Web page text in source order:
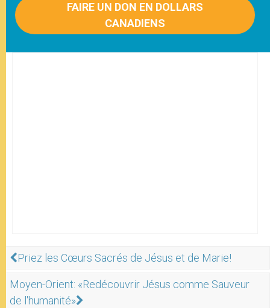
FAIRE UN DON EN DOLLARS
CANADIENS
Priez les Cœurs Sacrés de Jésus et de Marie!
Moyen-Orient: «Redécouvrir Jésus comme Sauveur
de l'humanité»